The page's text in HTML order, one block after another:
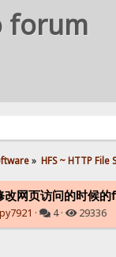
forum
» HFS ~ HTTP File
改网页访问的时候
· 4 · 29336